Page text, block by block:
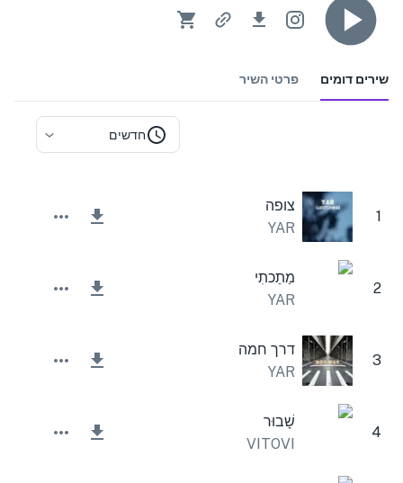
שירים דומים פרטי השיר
חדשים
1
צופה
YAR
2
מַתַכתִי
YAR
3
דרך חמה
YAR
4
שָׁבוּר
VITOVI